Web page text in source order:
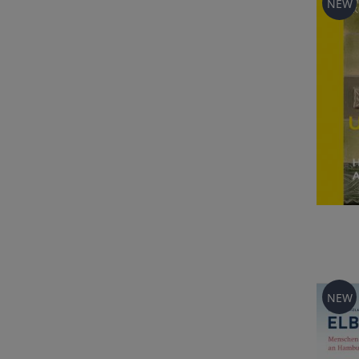
NEW
NEW